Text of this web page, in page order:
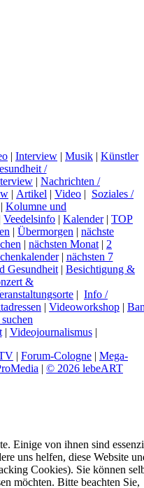
| Interview | Musik | Künstler
/
| Nachrichten /
| Artikel | Video | Soziales /
| Kolumne und
Veedelsinfo | Kalender| TOP
| Übermorgen | nächste
| nächsten Monat | 2
| nächsten 7
Gesundheit | Besichtigung &
&
| Info /
| Videoworkshop |
| Videojournalismus|
| Forum-Cologne | Mega-
| © 2026 lebeART
Einige von ihnen sind
uns helfen, diese Website
Cookies). Sie können
möchten. Bitte beachten Sie,